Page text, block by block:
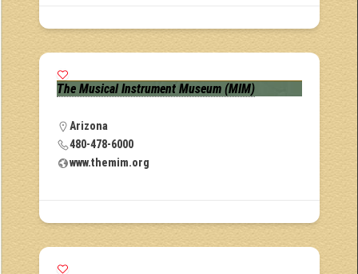
The Musical Instrument Museum (MIM)
Arizona
480-478-6000
www.themim.org